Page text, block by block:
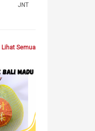
JNT
Lihat Semua